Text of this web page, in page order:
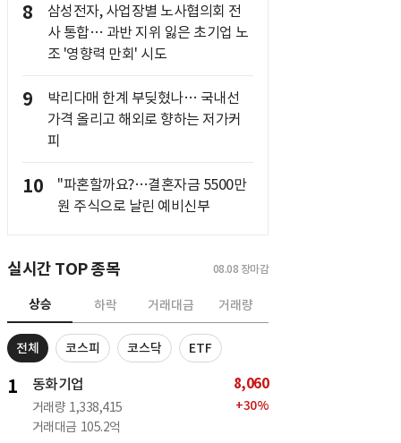
8
삼성전자, 사업장별 노사협의회 전
사 통합… 과반 지위 잃은 초기업 노
조 '영향력 만회' 시도
9
박리다매 한계 부딪혔나… 국내선
가격 올리고 해외로 향하는 저가커
피
10
"파혼할까요?…결혼자금 5500만
원 주식으로 날린 예비신부
실시간 TOP 종목 08.08 장마감
상승 하락 거래대금 거래량
전체 코스피 코스닥 ETF
1 동화기업
거래량 1,338,415
거래대금 105.2억
8,060
+30%